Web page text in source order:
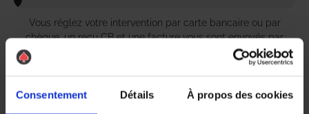
Consentement Détails À propos des cookies
Vous réglez votre intervention par carte bancaire ou par
chèque, un reçu CB et une facture vous sont envoyés par